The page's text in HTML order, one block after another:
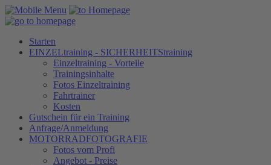
Starten
EINZELtraining - SICHERHEITStraining
Einzeltraining - Vorteile
Trainingsinhalte
Fotos Einzeltraining
Fahrtrainer
Kosten
Gutschein für ein Training
Anfrage/Anmeldung
MOTORRADFOTOGRAFIE
Fotos vom Profi
Angebot - Preise